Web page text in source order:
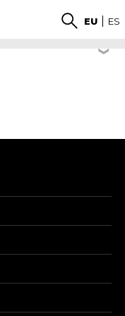
EU ES